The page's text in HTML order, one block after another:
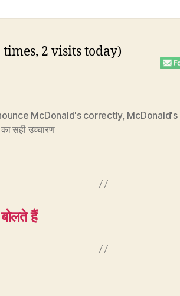
2 visits today)
McDonald's correctly,
सही उच्चारण
हैं